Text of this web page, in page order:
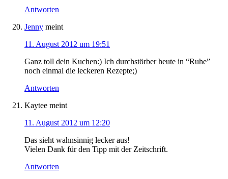
Antworten
Jenny meint
11. August 2012 um 19:51
Ganz toll dein Kuchen:) Ich durchstörber heute in “Ruhe”
noch einmal die leckeren Rezepte;)
Antworten
Kaytee meint
11. August 2012 um 12:20
Das sieht wahnsinnig lecker aus!
Vielen Dank für den Tipp mit der Zeitschrift.
Antworten